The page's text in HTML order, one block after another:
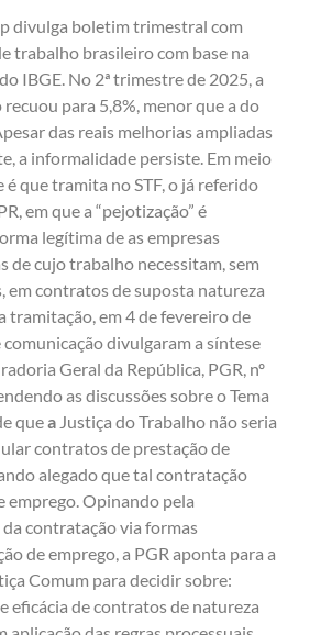
divulga boletim trimestral com
trabalho brasileiro com base na
IBGE. No 2ª trimestre de 2025, a
para 5,8%, menor que a do
das reais melhorias ampliadas
a informalidade persiste. Em meio
é que tramita no STF, o já referido
em que a “pejotização” é
legítima de as empresas
de cujo trabalho necessitam, sem
contratos de suposta natureza
tramitação, em 4 de fevereiro de
divulgaram a síntese
Geral da República, PGR, nº
as discussões sobre o Tema
quea Justiça do Trabalho não seria
contratos de prestação de
alegado que tal contratação
emprego. Opinando pela
contratação via formas
de emprego, a PGR aponta para a
Comum para decidir sobre:
eficácia de contratos de natureza